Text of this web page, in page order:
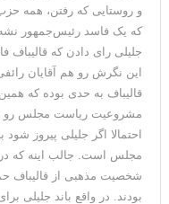
و روستایی که رفتن، همه حزب
که یک فاسد رئیس‌جمهور
جلیلی رای دادن که قالیباف
این نگرش رو هم آقایان
قالیباف به حدی بوده که
مشروعیت ریاست مجلس رو
احتمالا اگر جلیلی پیروز
مجلس است. جالب اینه که در
شخصیت مذهبی از قالیباف
بودند. در واقع باند جلیلی